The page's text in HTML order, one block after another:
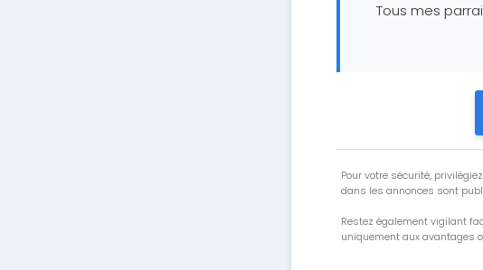
Tous mes
Pour votre sécurité,
dans les annonces sont
Restez également vigilant
uniquement aux avantages